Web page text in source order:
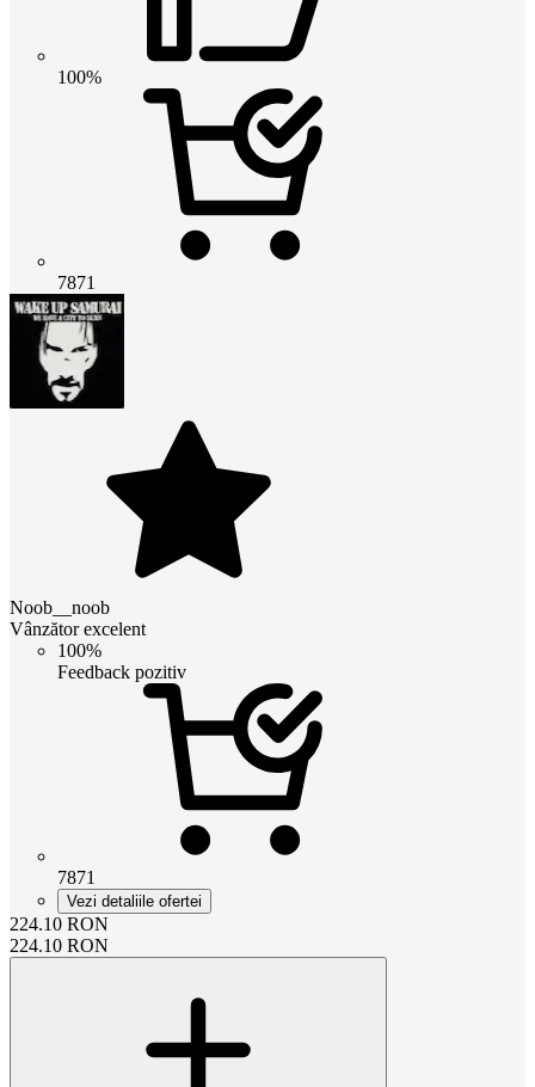
100%
7871
Noob__noob
Vânzător excelent
100%
Feedback pozitiv
7871
Vezi detaliile ofertei
224.10 RON
224.10 RON